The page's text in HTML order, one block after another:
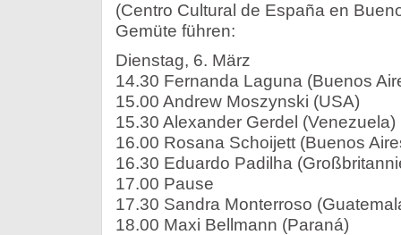
(Centro Cultural de España en
Gemüte führen:
Dienstag, 6. März
14.30 Fernanda Laguna (Buenos
15.00 Andrew Moszynski (USA)
15.30 Alexander Gerdel (Venezuela)
16.00 Rosana Schoijett (Buenos
16.30 Eduardo Padilha
17.00 Pause
17.30 Sandra Monterroso
18.00 Maxi Bellmann (Paraná)